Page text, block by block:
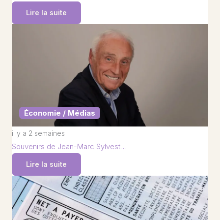
Lire la suite
Économie / Médias
il y a 2 semaines
Souvenirs de Jean-Marc Sylvest…
Lire la suite